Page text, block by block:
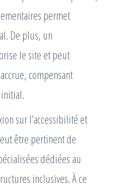
permet
De plus, un
le site et peut
compensant
initial.
sur l’accessibilité et
être pertinent de
dédiées au
inclusives. À ce